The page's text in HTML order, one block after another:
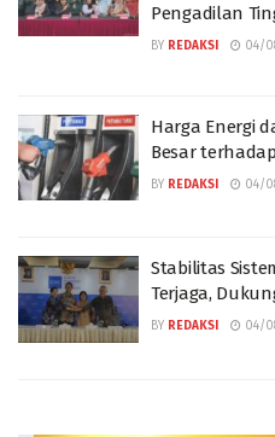
Pengadilan
BY REDAKSI 04/
Harga Energi
Besar
BY REDAKSI 04/
Stabilitas
Terjaga,
BY REDAKSI 04/